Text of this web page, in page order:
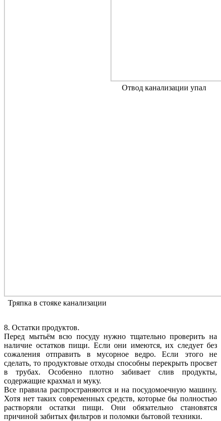
Тряпка в стояке канализации
Отвод канализации упал
8. Остатки продуктов.
Перед мытьём всю посуду нужно тщательно проверить на
наличие остатков пищи. Если они имеются, их следует без
сожаления отправить в мусорное ведро. Если этого не
сделать, то продуктовые отходы способны перекрыть просвет
в трубах. Особенно плотно забивает слив продукты,
содержащие крахмал и муку.
Все правила распространяются и на посудомоечную машину.
Хотя нет таких современных средств, которые бы полностью
растворяли остатки пищи. Они обязательно становятся
причиной забитых фильтров и поломки бытовой техники.